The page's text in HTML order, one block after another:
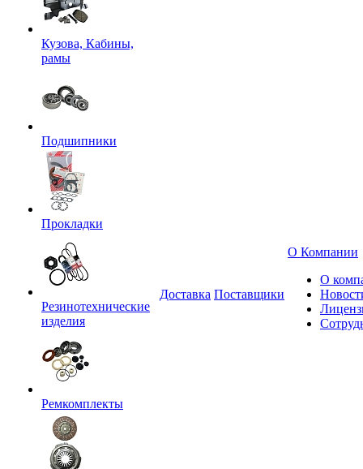
Кузова, Кабины,
рамы
Подшипники
Прокладки
Резинотехнические
изделия
Ремкомплекты
Доставка Поставщики
О Компании
О